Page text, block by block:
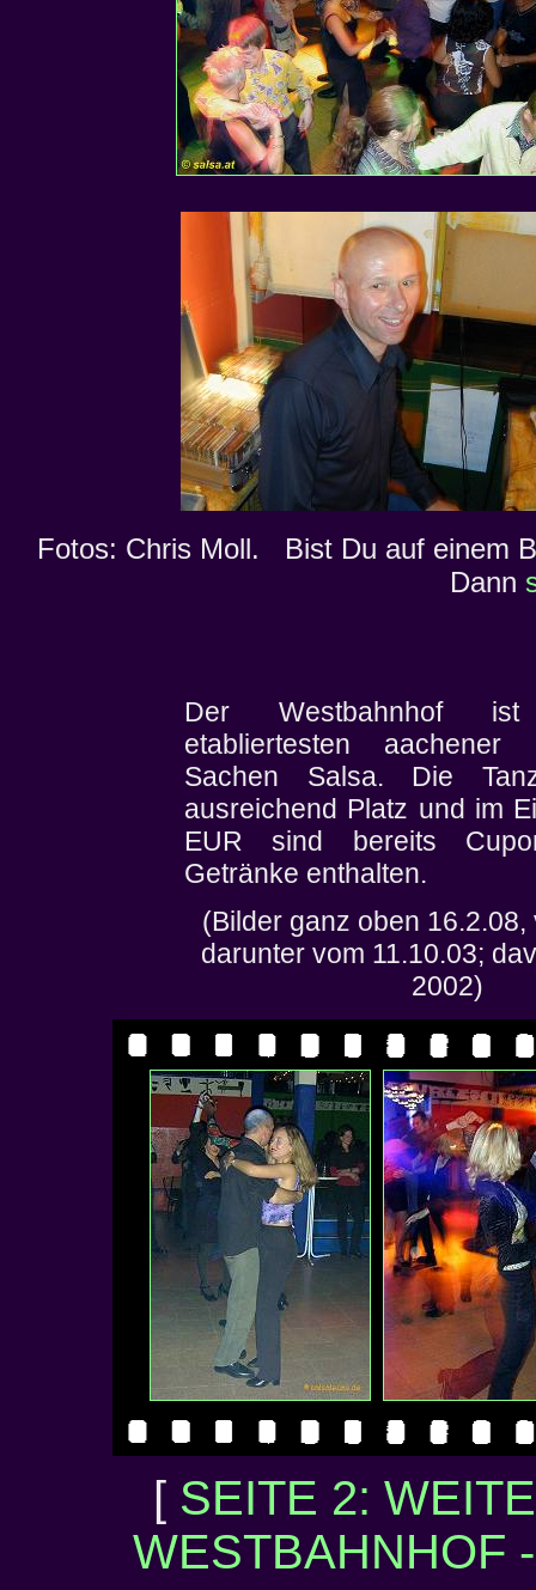
Fotos: Chris Moll. Bist Du auf einem
Dann
Der Westbahnhof
etabliertesten aachener
Sachen Salsa. Die
ausreichend Platz und im
EUR sind bereits
Getränke enthalten.
(Bilder ganz oben 16.2.08,
darunter vom 11.10.03;
2002)
[ SEITE 2:
WESTBAHNHOF